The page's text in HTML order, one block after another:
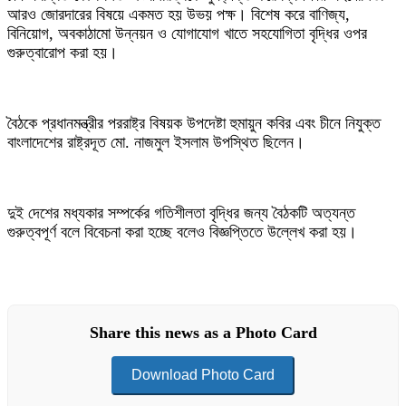
আরও জোরদারের বিষয়ে একমত হয় উভয় পক্ষ। বিশেষ করে বাণিজ্য,
বিনিয়োগ, অবকাঠামো উন্নয়ন ও যোগাযোগ খাতে সহযোগিতা বৃদ্ধির ওপর
গুরুত্বারোপ করা হয়।
বৈঠকে প্রধানমন্ত্রীর পররাষ্ট্র বিষয়ক উপদেষ্টা হুমায়ুন কবির এবং চীনে নিযুক্ত
বাংলাদেশের রাষ্ট্রদূত মো. নাজমুল ইসলাম উপস্থিত ছিলেন।
দুই দেশের মধ্যকার সম্পর্কের গতিশীলতা বৃদ্ধির জন্য বৈঠকটি অত্যন্ত
গুরুত্বপূর্ণ বলে বিবেচনা করা হচ্ছে বলেও বিজ্ঞপ্তিতে উল্লেখ করা হয়।
Share this news as a Photo Card
Download Photo Card